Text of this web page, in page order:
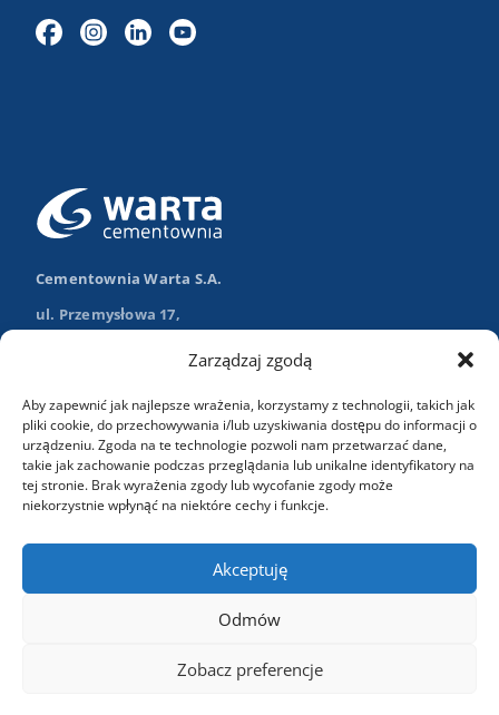
Zarządzaj zgodą
Aby zapewnić jak najlepsze wrażenia, korzystamy z technologii, takich jak
pliki cookie, do przechowywania i/lub uzyskiwania dostępu do informacji o
urządzeniu. Zgoda na te technologie pozwoli nam przetwarzać dane,
takie jak zachowanie podczas przeglądania lub unikalne identyfikatory na
tej stronie. Brak wyrażenia zgody lub wycofanie zgody może
niekorzystnie wpłynąć na niektóre cechy i funkcje.
Akceptuję
Odmów
Zobacz preferencje
Cementownia Warta S.A.
ul. Przemysłowa 17,
Nawiguj w Google Maps
+48 (43) 84 13 003
info@wartasa.com.pl
Copyright 2024 Cementownia Warta. Wszelkie prawa